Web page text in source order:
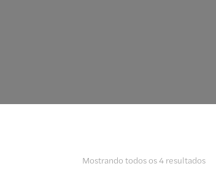
Mostrando todos os 4 resultados